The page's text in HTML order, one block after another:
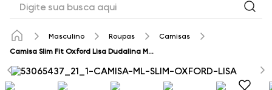
Masculino Roupas
Camisas
Camisa Slim Fit Oxford Lisa Dudalina Masculina